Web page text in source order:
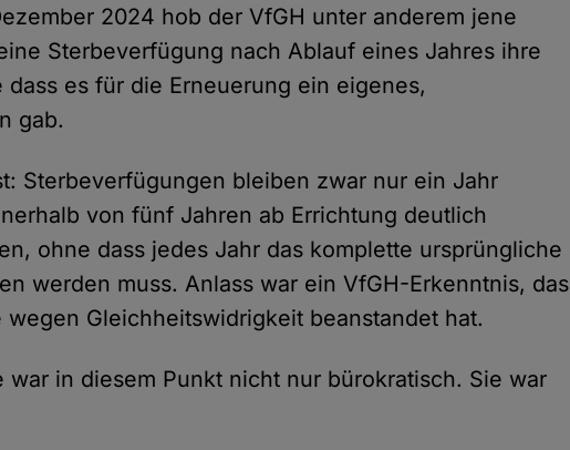
2024 hob der VfGH unter anderem jene
Sterbeverfügung nach Ablauf eines Jahres ihre
es für die Erneuerung ein eigenes,
gab.
Sterbeverfügungen bleiben zwar nur ein Jahr
von fünf Jahren ab Errichtung deutlich
ohne dass jedes Jahr das komplette ursprüngliche
werden muss. Anlass war ein VfGH-Erkenntnis, das
Gleichheitswidrigkeit beanstandet hat.
war in diesem Punkt nicht nur bürokratisch. Sie war